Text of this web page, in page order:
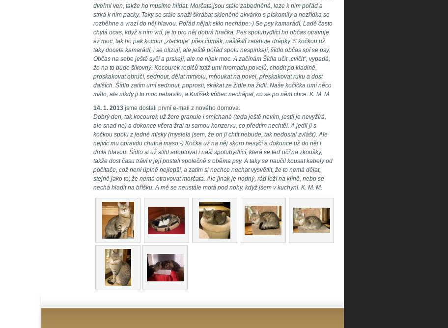
dveřmi ven, takže ho musíme hlídat. Morčata jsou stále zabedněná, leze k nim pořád a
strká k nim packy. Taky se stále snaží škrábat skleněné akvárko s pískomily a nezřídka se
rozběhne a vrazí do něj hlavou. Pořád nějak sklo nechápe:-) Se psy kamarádí, Ladě často
chytá ocas, když s ním vrtí, je to pro něj dobrá hračka. Pes spolubydlící ho občas otravuje
až moc, tak ho pak kocour „zfackuje“ přes čumák, naštěstí zatahuje drápky. S kočkou už
taky docela kamarádí, i se olizují, ale ještě pořád spolu nespinkají, šídlo občas spí se psy.
Občas na sebe ještě syčí a prskají, ale ne nijak moc. A začínám Šídla učit „cvičit“, vypadá,
že na to bude šikovný. Kocourek rodičů totiž umí hromadu povelů, chodit po kladině,
proskakovat obručí, sednout, dělat mrtvolu, mňoukat na povel, přeskakovat ruku a dost
dalších. Šídlo zatím umí sednout, poprosit, skákat ze židle na židli. Naše kočička umí něco
málo, ale nikdy ji to moc nebavilo, a Kulíšek vůbec nechápal, co se po něm chce. K. M. M.
14. 1. 2013 jsme dostali první e-mail z nového domova.
Dobrý den, tak kocourek už žere granule i smíchané (teda ještě nevím, jestli je nevyžírá,
ale snad ne) a dokonce včera žral tu samou konzervu, co předtím nechtěl. A jedli ji s
kočkou spolu z jedné misky (myslela jsem, že on ji chtít nebude, tak nedostal zvlášť). Ale
nejvíc mu opravdu chutná maso:-) Kočka už na něj skoro nesyčí a dokonce už do něj i
drcla hlavou. Šídlo si už stihl adoptovat i naši spolubydlící, která se teď učí na zkoušky,
takže dost času tráví v její posteli společně s oběma psy. A taky se naučil kousat kabely od
počítače, což není úplně nejlepší, a zatím si nechce nechat vysvětlit, že to nemá dělat,
stejně jako to, že nemá otravovat morčata. Ale jinak je hodný, rád leží na klíně, nebo se
nechá hladit na bříšku. A mě se neustále motá pod nohy, když jsem v kuchyni. K. M. M.